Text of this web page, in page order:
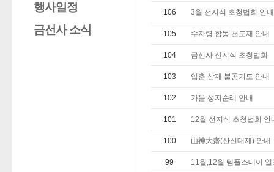
행사일정
금선사 소식
106 3월 선지식 초청법회 안내
105 수자령 합동 천도재 안내
104 금선사 선지식 초청법회
103 입춘 삼재 불공기도 안내
102 가을 성지순례 안내
101 12월 선지식 초청법회 안
100 山神大齋(산신대재) 안내
99 11월,12월 템플스테이